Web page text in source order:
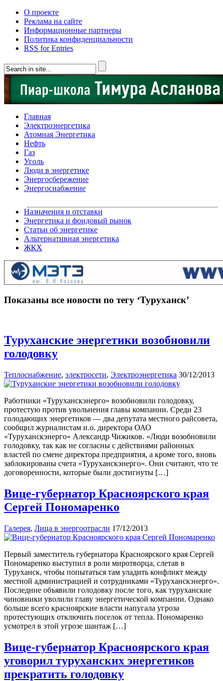
О проекте
Реклама на сайте
Информационные партнеры
Политика конфиденциальности
RSS for Entries
Главная
Электроэнергетика
Атомная Энергетика
Нефть
Газ
Уголь
Люди в энергетике
Энергосбережение
Энергоснабжение
Назначения и отставки
Энергетика и фондовый рынок
Статьи об энергетике
Альтернативная энергетика
ЖКХ
Показаны все новости по тегу ‘Туруханск’
Туруханские энергетики возобновили
голодовку
Теплоснабжение, электросети, Электроэнергетика 30/12/2013
Работники «Туруханскэнерго» возобновили голодовку,
протестую против увольнения главы компании. Среди 23
голодающих энергетиков — два депутата местного райсовета,
сообщил журналистам и.о. директора ОАО
«Туруханскэнерго» Александр Чижиков. «Люди возобновили
голодовку, так как не согласны с действиями районных
властей по смене директора предприятия, а кроме того, вновь
заблокированы счета «Туруханскэнерго». Они считают, что те
договоренности, которые были достигнуты […]
Вице-губернатор Красноярского края
Сергей Пономаренко
Галерея, Лица в энергоотрасли 17/12/2013
Первый заместитель губернатора Красноярского края Сергей
Пономаренко выступил в роли миротворца, слетав в
Туруханск, чтобы попытаться там уладить конфликт между
местной администрацией и сотрудниками «Туруханскэнерго».
Последние объявили голодовку после того, как туруханские
чиновники уволили главу энергетической компании. Однако
больше всего красноярские власти напугала угроза
протестующих отключить поселок от тепла. Пономаренко
усмотрел в этой угрозе шантаж […]
Вице-губернатор Красноярского края
уговорил туруханских энергетиков
прекратить голодовку